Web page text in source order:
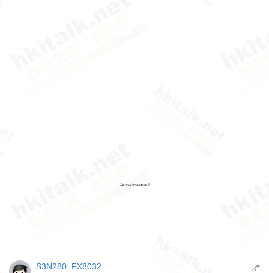
Advertisement
3#
S3N280_FX8032